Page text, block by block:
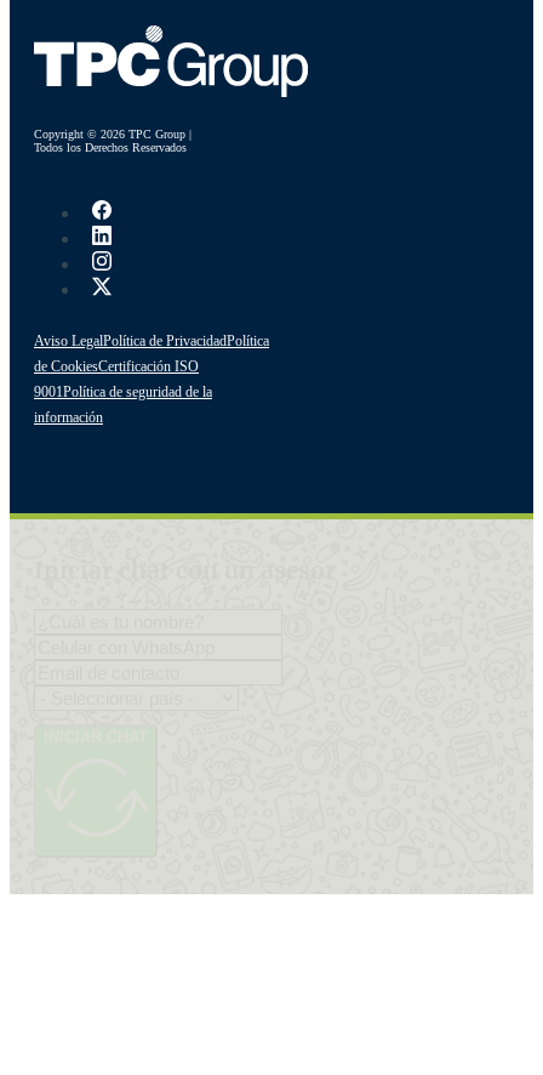
Copyright © 2026 TPC Group |
Todos los Derechos Reservados
Aviso LegalPolítica de PrivacidadPolítica
de CookiesCertificación ISO
9001Política de seguridad de la
información